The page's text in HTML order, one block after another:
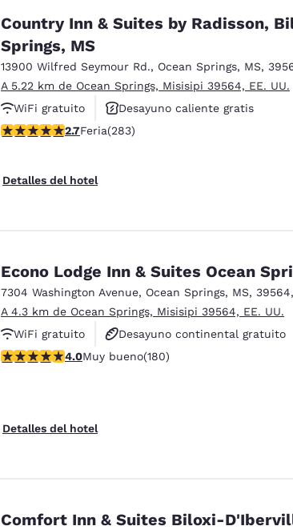
Country Inn & Suites by Radisson,
Springs, MS
13900 Wilfred Seymour Rd., Ocean Springs, MS,
A 5.22 km de Ocean Springs, Misisipi 39564, EE. UU.
WiFi gratuito
Desayuno caliente gratis
Se aceptan mascotas
calificación de 2.71 estrellas. Feria. 283 reseñas
2.7Feria(283)
Detalles del hotel
Econo Lodge Inn & Suites Ocean
7304 Washington Avenue, Ocean Springs, MS, 39564,
A 4.3 km de Ocean Springs, Misisipi 39564, EE. UU.
WiFi gratuito
Desayuno continental gratuito
Se aceptan mascotas
calificación de 4.03 estrellas. Muy bueno. 180 reseñas
4.0Muy bueno(180)
Detalles del hotel
Comfort Inn & Suites Biloxi-